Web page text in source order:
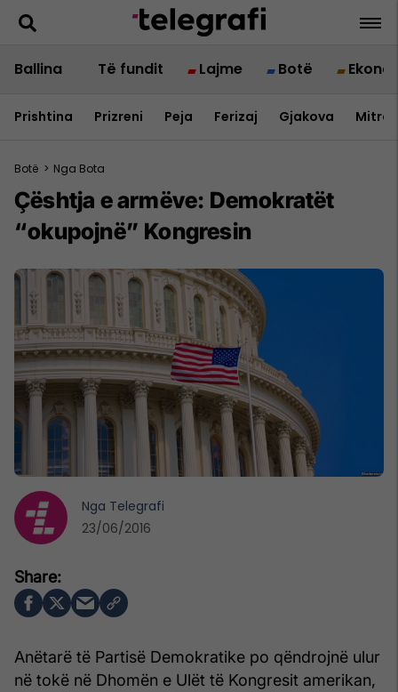
Ballina Të fundit Lajme Botë
Prishtina Prizreni Peja Ferizaj Gjakova
Botë > Nga Bota
Çështja e armëve: Demokratët
“okupojnë” Kongresin
Anëtarë të Partisë Demokratike po qëndrojnë ulur
në tokë në Dhomën e Ulët të Kongresit amerikan,
Nga Telegrafi
23/06/2016